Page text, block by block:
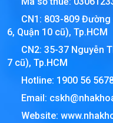
CN1: 803-809
6, Quận 10 cũ), Tp.HCM
CN2: 35-37 Nguyễn
7 cũ), Tp.HCM
Hotline: 1900 56
Email:
Website: